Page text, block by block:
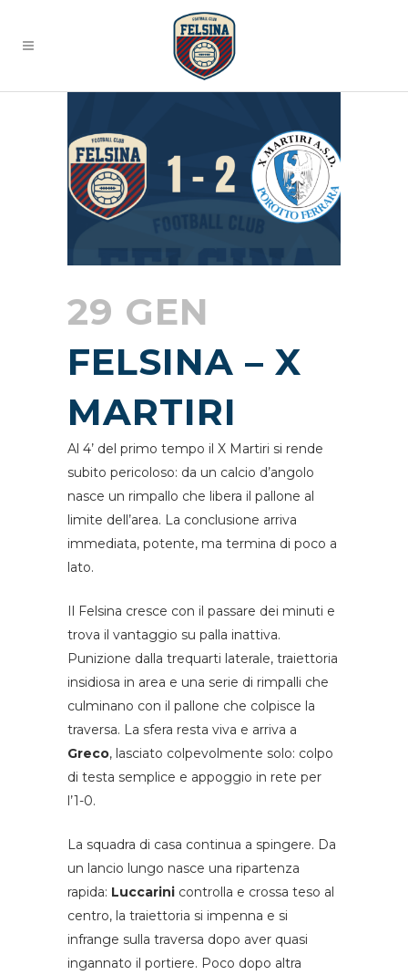
29 GEN
FELSINA – X
MARTIRI
Al 4’ del primo tempo il X Martiri si rende
subito pericoloso: da un calcio d’angolo
nasce un rimpallo che libera il pallone al
limite dell’area. La conclusione arriva
immediata, potente, ma termina di poco a
lato.
Il Felsina cresce con il passare dei minuti e
trova il vantaggio su palla inattiva.
Punizione dalla trequarti laterale, traiettoria
insidiosa in area e una serie di rimpalli che
culminano con il pallone che colpisce la
traversa. La sfera resta viva e arriva a
Greco, lasciato colpevolmente solo: colpo
di testa semplice e appoggio in rete per
l’1-0.
La squadra di casa continua a spingere. Da
un lancio lungo nasce una ripartenza
rapida: Luccarini controlla e crossa teso al
centro, la traiettoria si impenna e si
infrange sulla traversa dopo aver quasi
ingannato il portiere. Poco dopo altra